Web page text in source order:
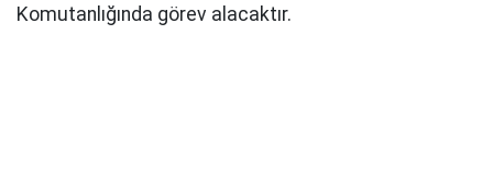
Komutanlığında görev alacaktır.